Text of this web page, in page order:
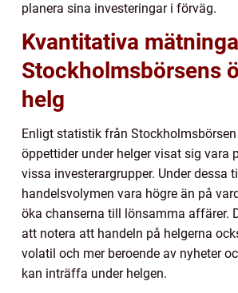
planera sina investeringar i förväg.
Kvantitativa
Stockholmsbörsens
helg
Enligt statistik från
öppettider under helger visat sig vara
vissa investerargrupper. Under dessa
handelsvolymen vara högre än på
öka chanserna till lönsamma affärer.
att notera att handeln på helgerna
volatil och mer beroende av nyheter
kan inträffa under helgen.